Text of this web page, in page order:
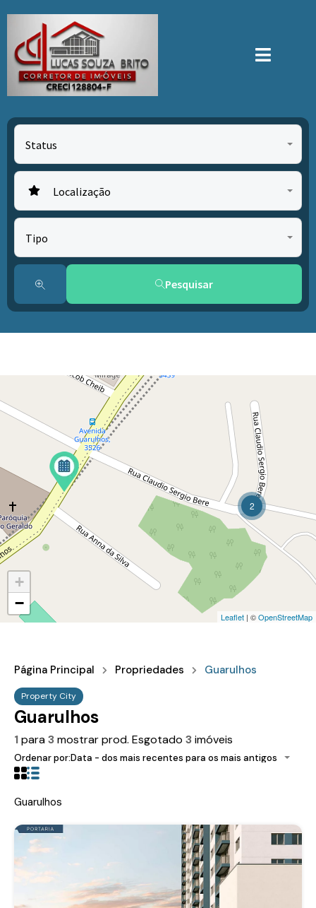
Status
Localização
Tipo
Pesquisar
2
+
−
Leaflet | ©OpenStreetMap
Página Principal Propriedades Guarulhos
Property City
Guarulhos
1para3mostrar prod. Esgotado 3imóveis
Ordenar por:Data - dos mais recentes para os mais antigos
Guarulhos